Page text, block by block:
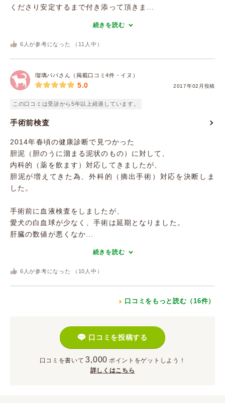
くださり安定するまで付き添って頂きま...
続きを読む
6 人が参考になった （ 11 人中）
瑠璃パパさん（掲載口コミ4件・イヌ）
2017年02月投稿
5.0
この口コミは受診から5年以上経過しています。
手術前検査
2014年春頃の健康診断で見つかった
胆泥（胆のうに溜まる泥状のもの）に対して、
内科的（薬を飲ます）対応してきましたが、
胆泥が増えてきた為、外科的（摘出手術）対応を決断しま
した。
手術前に血液検査をしましたが、
愛犬の白血球が少なく、手術は延期となりました。
肝臓の数値が悪くなか...
続きを読む
6 人が参考になった （ 10 人中）
口コミをもっと読む（16件）
口コミを投稿する
口コミを書いて 3,000 ポイント をゲットしよう！
詳しくはこちら